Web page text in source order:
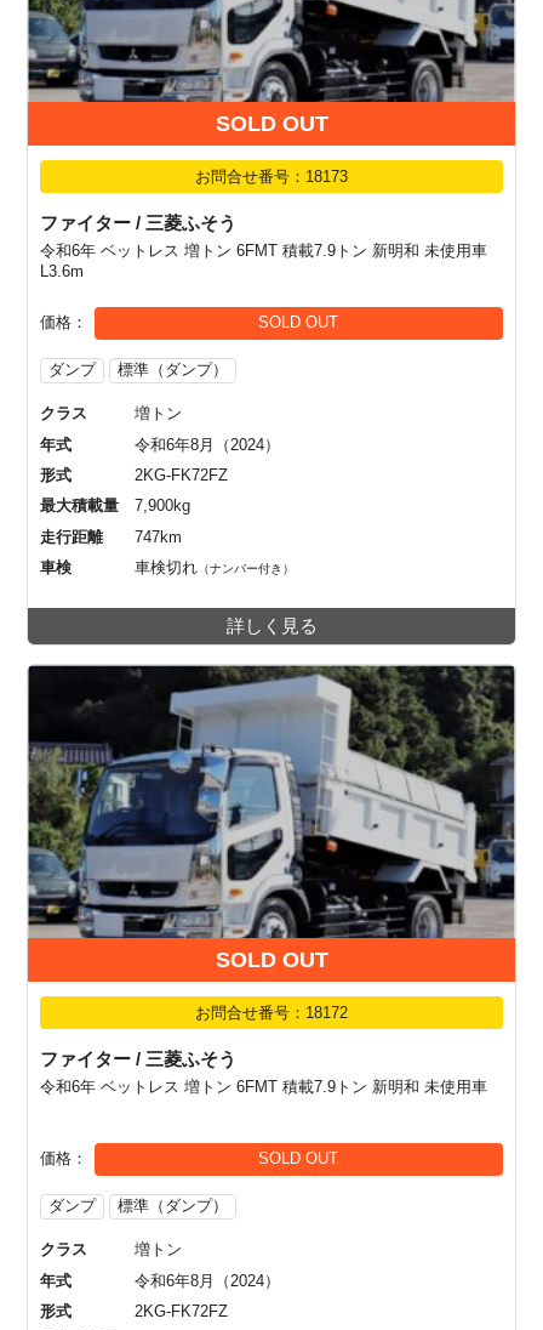
SOLD OUT
お問合せ番号：18173
ファイター / 三菱ふそう
令和6年 ベットレス 増トン 6FMT 積載7.9トン 新明和 未使用車
L3.6m
価格 SOLD OUT
ダンプ 標準（ダンプ）
クラス
増トン
年式
令和6年8月（2024）
形式
2KG-FK72FZ
最大積載量
7,900kg
走行距離
747km
車検
車検切れ （ナンバー付き）
詳しく見る
SOLD OUT
お問合せ番号：18172
ファイター / 三菱ふそう
令和6年 ベットレス 増トン 6FMT 積載7.9トン 新明和 未使用車
価格 SOLD OUT
ダンプ 標準（ダンプ）
クラス
増トン
年式
令和6年8月（2024）
形式
2KG-FK72FZ